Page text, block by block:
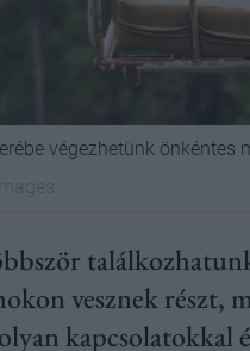
végezhetünk
vesznek részt,
kapcsolatokkal